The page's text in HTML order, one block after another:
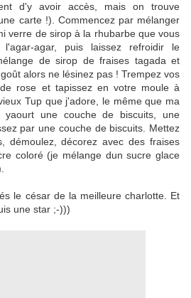
d'y avoir accès, mais on trouve
carte !). Commencez par mélanger
verre de sirop à la rhubarbe que vous
agar, puis laissez refroidir le
de sirop de fraises tagada et
alors ne lésinez pas ! Trempez vos
rose et tapissez en votre moule à
Tup que j'adore, le même que ma
yaourt une couche de biscuits, une
par une couche de biscuits. Mettez
démoulez, décorez avec des fraises
coloré (je mélange dun sucre glace
le césar de la meilleure charlotte. Et
une star ;-)))